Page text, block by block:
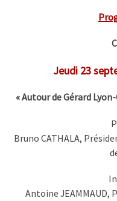
Jeudi 23
« Autour de Gérard
Bruno CATHALA,
Antoine JEAMMAUD,